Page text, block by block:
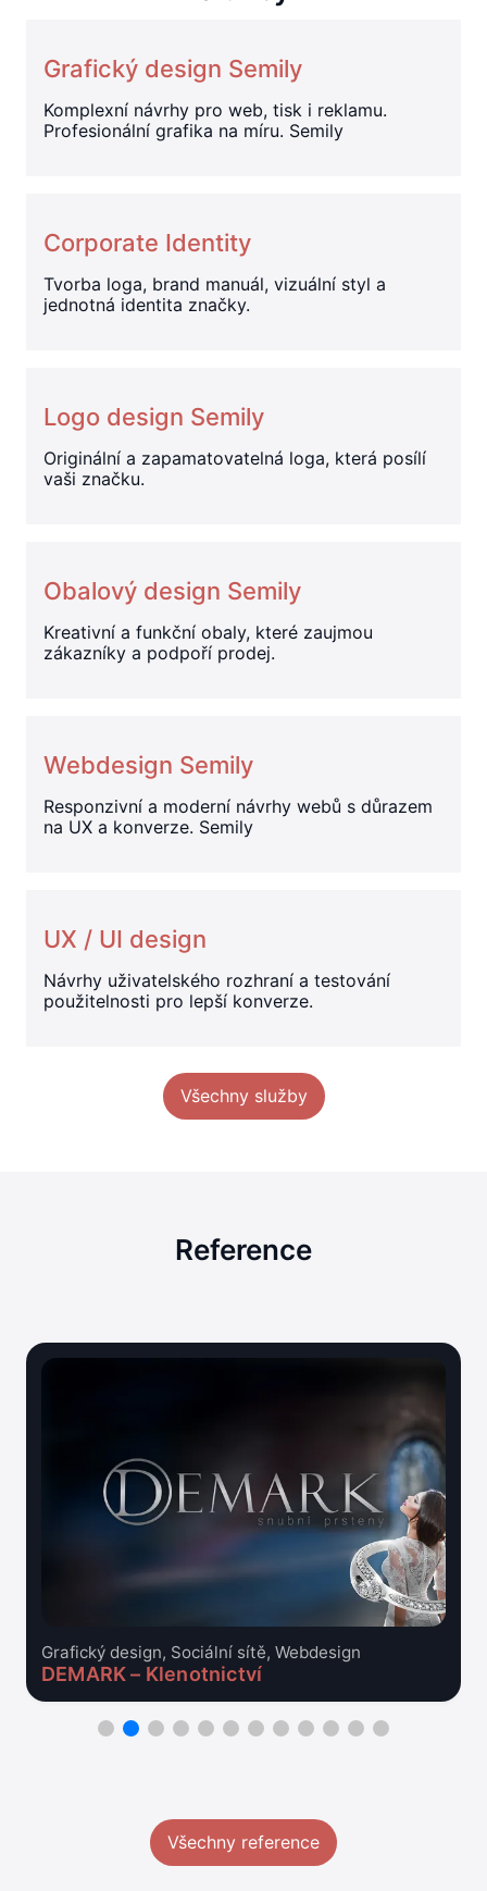
Grafický design Semily
Komplexní návrhy pro web, tisk i reklamu.
Profesionální grafika na míru. Semily
Corporate Identity
Tvorba loga, brand manuál, vizuální styl a
jednotná identita značky.
Logo design Semily
Originální a zapamatovatelná loga, která posílí
vaši značku.
Obalový design Semily
Kreativní a funkční obaly, které zaujmou
zákazníky a podpoří prodej.
Webdesign Semily
Responzivní a moderní návrhy webů s důrazem
na UX a konverze. Semily
UX / UI design
Návrhy uživatelského rozhraní a testování
použitelnosti pro lepší konverze.
Všechny služby
Reference
Grafický design, Sociální sítě, Webdesign
DEMARK – Klenotnictví
Všechny reference